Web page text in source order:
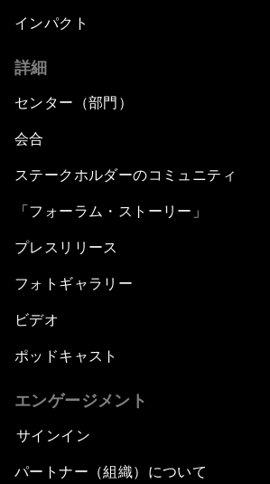
インパクト
詳細
センター（部門）
会合
ステークホルダーのコミュニティ
「フォーラム・ストーリー」
プレスリリース
フォトギャラリー
ビデオ
ポッドキャスト
エンゲージメント
サインイン
パートナー（組織）について